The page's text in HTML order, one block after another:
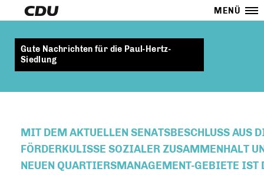
MENÜ
Gute Nachrichten für die Paul-Hertz-
Siedlung
MIT DEM AKTUELLEN SENATSBESCHLUSS AUS
FÖRDERKULISSE SOZIALER ZUSAMMENHALT
NEUEN QUARTIERSMANAGEMENT-GEBIETE IST